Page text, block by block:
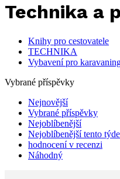
Technika a
Knihy pro cestovatele
TECHNIKA
Vybavení pro
Vybrané příspěvky
Nejnovější
Vybrané příspěvky
Nejoblíbenější
Nejoblíbenější tento
hodnocení v recenzi
Náhodný